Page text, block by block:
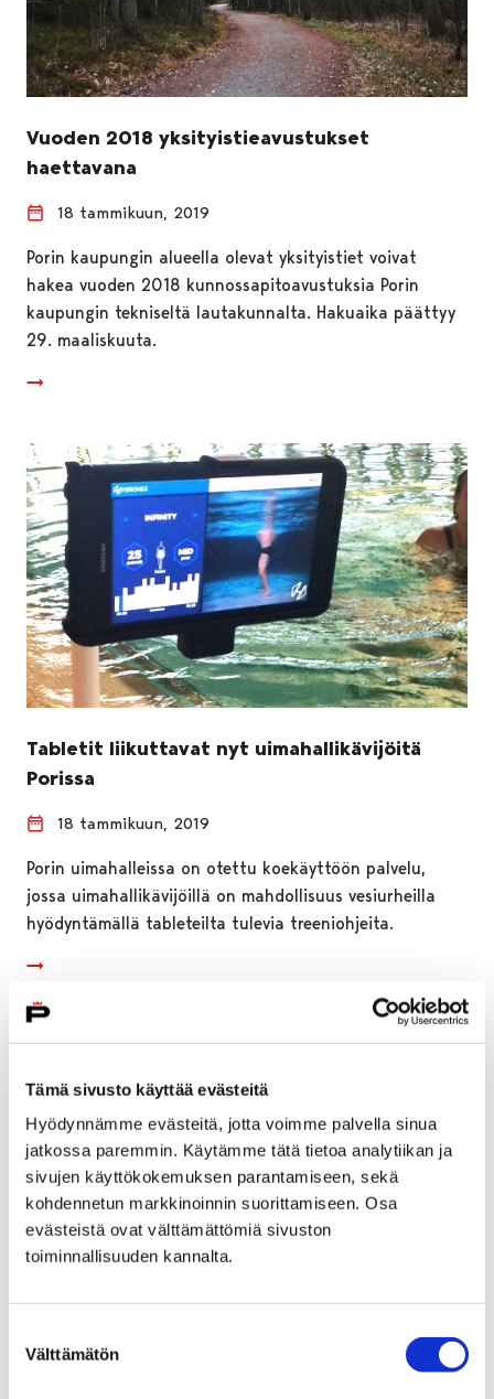
Tämä sivusto käyttää evästeitä
Hyödynnämme evästeitä, jotta voimme palvella sinua
jatkossa paremmin. Käytämme tätä tietoa analytiikan ja
sivujen käyttökokemuksen parantamiseen, sekä
kohdennetun markkinoinnin suorittamiseen. Osa
evästeistä ovat välttämättömiä sivuston
toiminnallisuuden kannalta.
valinta
Välttämätön
Vuoden 2018 yksityistieavustukset
haettavana
18 tammikuun, 2019
Porin kaupungin alueella olevat yksityistiet voivat
hakea vuoden 2018 kunnossapitoavustuksia Porin
kaupungin tekniseltä lautakunnalta. Hakuaika päättyy
29. maaliskuuta.
Tabletit liikuttavat nyt uimahallikävijöitä
Porissa
18 tammikuun, 2019
Porin uimahalleissa on otettu koekäyttöön palvelu,
jossa uimahallikävijöillä on mahdollisuus vesiurheilla
hyödyntämällä tableteilta tulevia treeniohjeita.
Lasten Liikuntamaa -tapahtumat jatkuvat
Karhuhallissa